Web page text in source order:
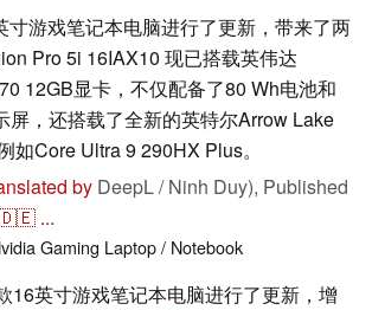
寸游戏笔记本电脑进行了更新，带来了两
Pro 5i 16IAX10 现已搭载英伟达
12GB显卡，不仅配备了80 Wh电池和
屏，还搭载了全新的英特尔Arrow Lake
如Core Ultra 9 290HX Plus。
by DeepL / Ninh Duy), Published
...
Gaming Laptop / Notebook
16英寸游戏笔记本电脑进行了更新，增